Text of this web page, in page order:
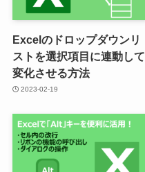
Excelのドロップダウンリ
ストを選択項目に連動して
変化させる方法
2023-02-19